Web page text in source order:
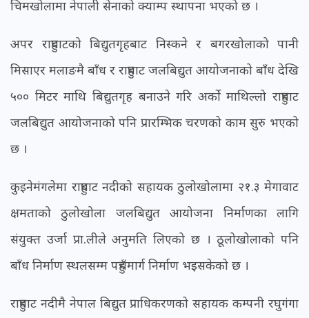
चिमखोलामा नेपाली सेनाको क्याम्प स्थापना भएको छ ।
अपर राहुघाटको बिद्युतगृहबाट निस्कने र बगरखोलाको पानी
मिसाएर मलाङमै बाँध र राहुघाट जलबिद्युत आयोजनाको बाँध देखि
५०० मिटर माथि बिद्युतगृह बनाउने गरि अर्को माथिल्लो राहुघाट
जलबिद्युत आयोजनाको पनि प्रारम्भिक चरणको काम सुरु भएको
छ ।
कुइनेमंगलेमा राहुघाट नदीको सहायक ठुलोखोलामा २१.३ मेगावाट
क्षमताको ठुलोखोला जलबिद्युत आयोजना निर्माणका लागि
संयुक्त उर्जा प्रा.लीले अनुमति लिएको छ । ठूलोखोलाको पनि
बाँध निर्माण स्थलसम्म पहुँचमार्ग निर्माण भइसकेको छ ।
राहुघाट नदीमै नेपाल बिद्युत प्राधिकरणको सहायक कम्पनी रघुगंगा